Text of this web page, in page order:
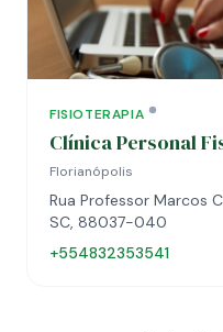
FISIOTERAPIA
Clínica Personal
Florianópolis
Rua Professor Marcos
SC, 88037-040
+554832353541